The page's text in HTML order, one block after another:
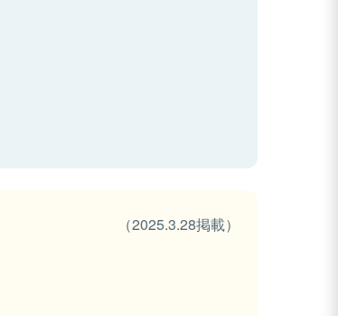
（2025.3.28掲載）